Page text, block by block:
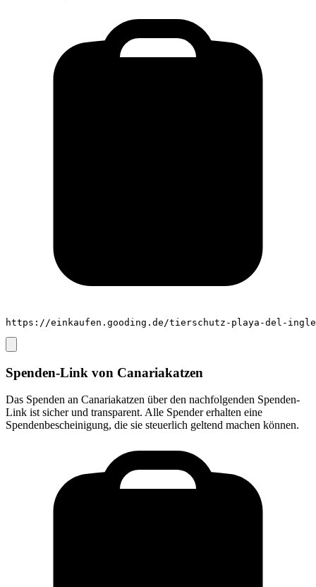
https://einkaufen.gooding.de/tierschutz-playa-del-
Spenden-Link von Canariakatzen
Das Spenden an Canariakatzen über den nachfolgenden Spenden-
Link ist sicher und transparent. Alle Spender erhalten eine
Spendenbescheinigung, die sie steuerlich geltend machen können.